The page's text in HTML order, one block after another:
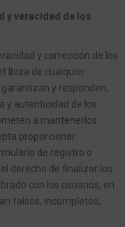
y veracidad de los
y corrección de los
Ibiza de cualquier
y responden,
y autenticidad de los
a mantenerlos
proporcionar
de registro o
derecho de finalizar los
con los usuarios, en
falsos, incompletos,